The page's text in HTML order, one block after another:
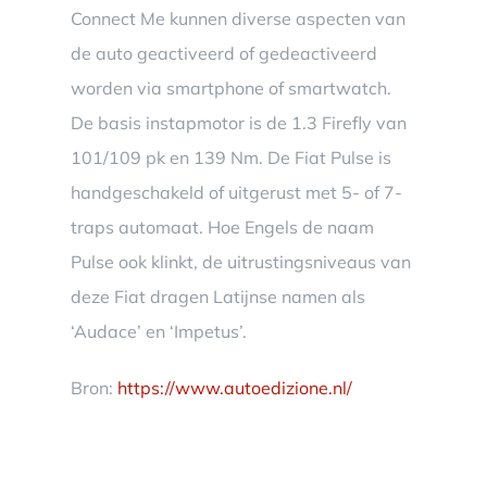
Connect Me kunnen diverse aspecten van
de auto geactiveerd of gedeactiveerd
worden via smartphone of smartwatch.
De basis instapmotor is de 1.3 Firefly van
101/109 pk en 139 Nm. De Fiat Pulse is
handgeschakeld of uitgerust met 5- of 7-
traps automaat. Hoe Engels de naam
Pulse ook klinkt, de uitrustingsniveaus van
deze Fiat dragen Latijnse namen als
‘Audace’ en ‘Impetus’.
Bron: https://www.autoedizione.nl/